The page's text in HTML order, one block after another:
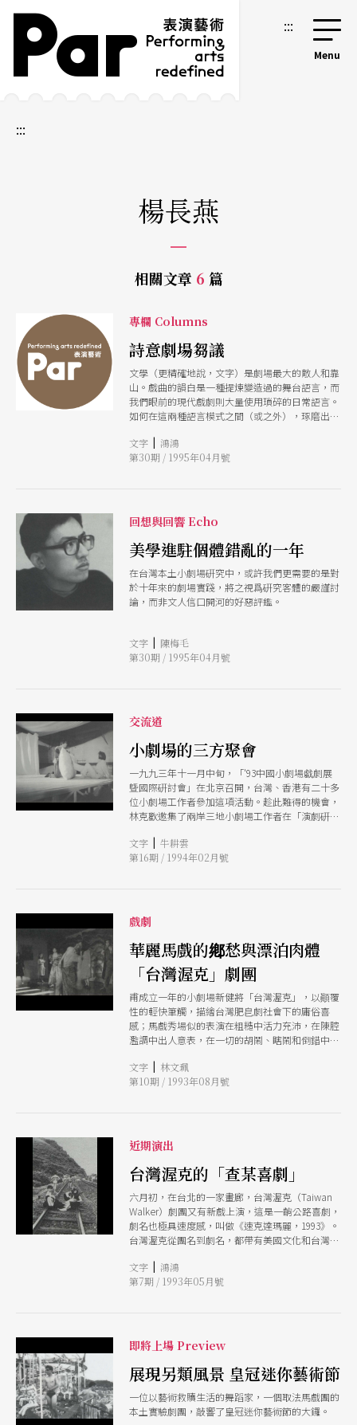
跳到主要內容區塊
網站導覽 :::
:::
楊長燕
相關文章 6 篇
專欄 Columns
詩意劇場芻議
文學（更精確地說，文字）是劇場最大的敵人和靠
山。戲曲的韻白是一種提煉變造過的舞台語言，而
我們眼前的現代戲劇則大量使用瑣碎的日常語言。
如何在這兩種語言模式之間（或之外），琢磨出一
功。
文字 | 鴻鴻
第30期 / 1995年04月號
回想與回響 Echo
美學進駐個體錯亂的一年
在台灣本土小劇場硏究中，或許我們更需要的是對
於十年來的劇場實踐，將之視爲硏究客體的嚴謹討
論，而非文人信口開河的好惡評鑑。
文字 | 陳梅毛
第30期 / 1995年04月號
交流道
小劇場的三方聚會
一九九三年十一月中旬，「'93中國小劇場戱劇展
曁國際硏討會」在北京召開，台灣、香港有二十多
位小劇場工作者參加這項活動。趁此難得的機會，
林克歡邀集了兩岸三地小劇場工作者在「演劇硏究
文字 | 牛耕雲
第16期 / 1994年02月號
戲劇
華麗馬戲的鄕愁與漂泊肉體
「台灣渥克」劇團
甫成立一年的小劇場新健將「台灣渥克」，以顚覆
性的輕快筆觸，描繪台灣肥皀劇社會下的庸俗喜
感；馬戲秀場似的表演在粗糙中活力充沛，在陳腔
濫調中出人意表，在一切的胡鬧、瞎鬧和倒錯中，
文字 | 林文珮
第10期 / 1993年08月號
近期演出
台灣渥克的「查某喜劇」
六月初，在台北的一家畫廊，台灣渥克（Taiwan
Walker）劇團又有新戲上演，這是一齣公路喜劇，
劇名也極具速度感，叫做《速克達瑪麗，1993》。
台灣渥克從團名到劇名，都帶有美國文化和台灣鄕
她揮之不去的畫面──一個穿高叉旗袍騎機車的女
人，在馬路上以時速一百五十公里的速度前進。爲
果。這正是渥克的拿手招數。故事設在五〇年代，
風格採日據時代藝旦演變而來的「査某戲」──從
文武場到男女主角都由女性擔任，角色頻頻變幻，
技藝也多采多姿。演員學習藝旦的彈唱說書、脫衣
舞孃及少女歌舞團的節奏與趣味，希望多方開發女
性身體表演的可能性，脫離一貫在男性美學視線下
文字 | 鴻鴻
第7期 / 1993年05月號
即將上場 Preview
展現另類風景 皇冠迷你藝術節
一位以藝術救贖生活的舞蹈家，一個取法馬戲團的
本土實驗劇團，敲響了皇冠迷你藝術節的大鑼。